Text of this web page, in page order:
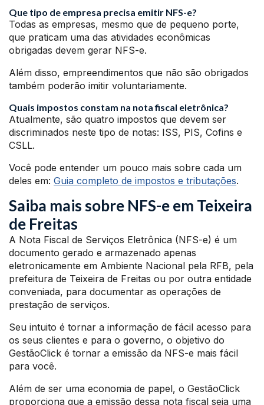
Que tipo de empresa precisa emitir NFS-e?
Todas as empresas, mesmo que de pequeno porte,
que praticam uma das atividades econômicas
obrigadas devem gerar NFS-e.
Além disso, empreendimentos que não são obrigados
também poderão imitir voluntariamente.
Quais impostos constam na nota fiscal eletrônica?
Atualmente, são quatro impostos que devem ser
discriminados neste tipo de notas: ISS, PIS, Cofins e
CSLL.
Você pode entender um pouco mais sobre cada um
deles em: Guia completo de impostos e tributações.
Saiba mais sobre NFS-e em Teixeira
de Freitas
A Nota Fiscal de Serviços Eletrônica (NFS-e) é um
documento gerado e armazenado apenas
eletronicamente em Ambiente Nacional pela RFB, pela
prefeitura de Teixeira de Freitas ou por outra entidade
conveniada, para documentar as operações de
prestação de serviços.
Seu intuito é tornar a informação de fácil acesso para
os seus clientes e para o governo, o objetivo do
GestãoClick é tornar a emissão da NFS-e mais fácil
para você.
Além de ser uma economia de papel, o GestãoClick
proporciona que a emissão dessa nota fiscal seja uma